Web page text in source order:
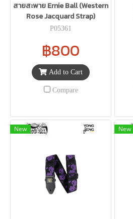
สายสะพาย Ernie Ball (Western
Rose Jacquard Strap)
P05361
฿800
Add to Cart
Compare
New New